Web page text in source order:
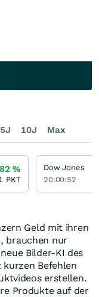
Geld mit ihren
brauchen nur
Bilder-KI des
Befehlen
erstellen.
Produkte auf der
5J 10J Max
%
PKT
Dow Jones
20:00:52